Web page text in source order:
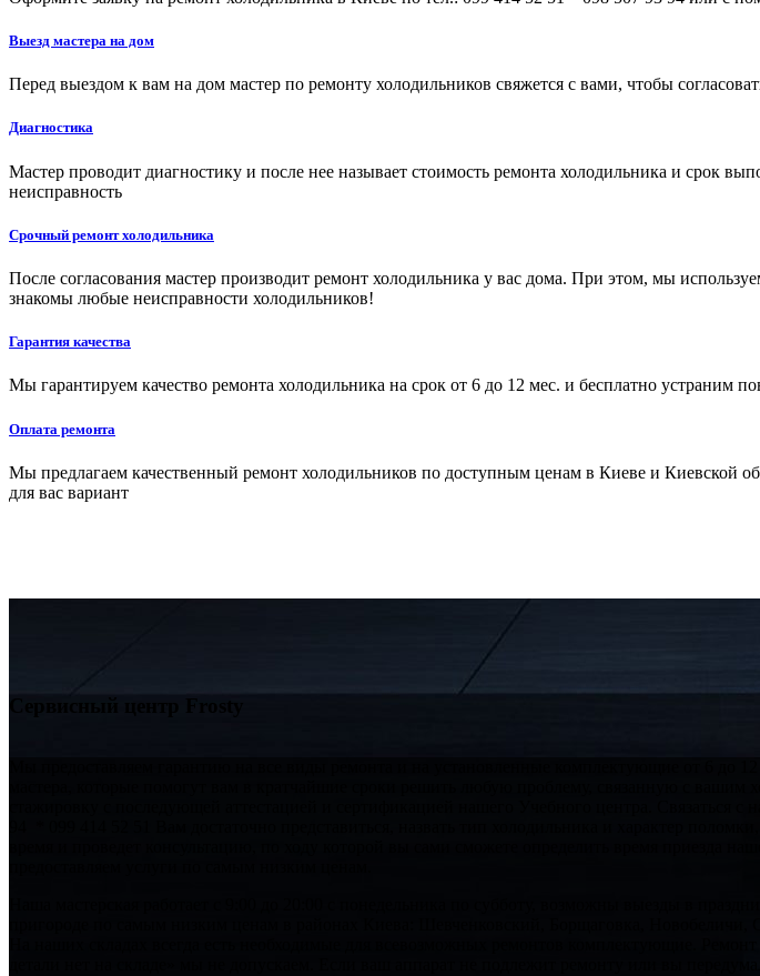
Выезд мастера на дом
Перед выездом к вам на дом мастер по ремонту холодильников свяжется с вами, чтобы
Диагностика
Мастер проводит диагностику и после нее называет стоимость ремонта холодильника и
неисправность
Срочный ремонт холодильника
После согласования мастер производит ремонт холодильника у вас дома. При этом, мы
знакомы любые неисправности холодильников!
Гарантия качества
Мы гарантируем качество ремонта холодильника на срок от 6 до 12 мес. и бесплатно устраним
Оплата ремонта
Мы предлагаем качественный ремонт холодильников по доступным ценам в Киеве и Киевской
для вас вариант
Сервисный центр Frosty
Мы предоставляем гарантию на все виды ремонта и на установленные комплектующие от 6 до
мастера, которые помогут вам в кратчайшие сроки решить любую проблему, связанную с
стажировку с последующей аттестацией и сертификацией нашего Учебного центра.
94 * 099 414 52 51 Вам достаточно представиться, назвать тип холодильника и характер
время и проведет консультацию, по ходу которой вы сами сможете определить время приезда
Наша мастерская работает с 9:00 до 20:00 с понедельника по субботу, возможны выезды в
пригороде по самым низким ценам в районах Киева: Шевченковский, Борщаговка,
На наших складах всегда есть необходимые для всевозможных ремонтов комплектующие.
детали нет на складе» мы не допускаем. Если ваш аппарат не подлежит ремонту или вы